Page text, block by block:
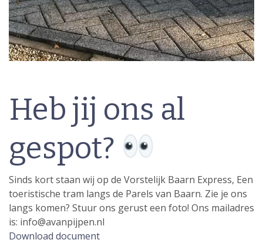
Heb jij ons al
gespot?
Sinds kort staan wij op de Vorstelijk Baarn Express, Een
toeristische tram langs de Parels van Baarn. Zie je ons
langs komen? Stuur ons gerust een foto! Ons mailadres
is: info@avanpijpen.nl
Download document